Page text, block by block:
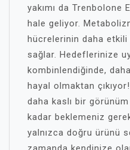
yakımı da Trenbolone
hale geliyor.
hücrelerinin daha etkili
sağlar. Hedeflerinize
kombinlendiğinde,
hayal olmaktan
daha kaslı bir
kadar beklemeniz
yalnızca doğru ürünü